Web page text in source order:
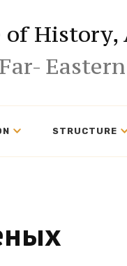
History,
Far-
STRUCTURE